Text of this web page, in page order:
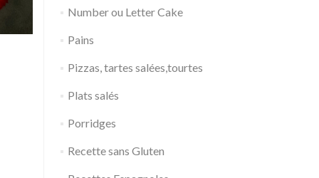
Number ou Letter Cake
Pains
Pizzas, tartes salées,tourtes
Plats salés
Porridges
Recette sans Gluten